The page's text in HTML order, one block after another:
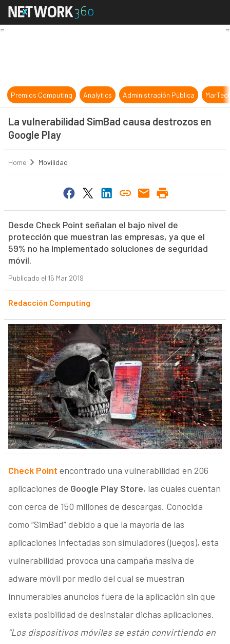
La vulnerabilidad SimBad causa
Premios Computing Analytics Administración Pública
La vulnerabilidad SimBad causa destrozos en
Google Play
Home Movilidad
Desde Check Point señalan el bajo nivel de
protección que muestran las empresas, ya que el
59% no ha implementado soluciones de seguridad
móvil.
Publicado el 15 Mar 2019
Redacción Computing
Check Point encontrado una vulnerabilidad en 206
aplicaciones de Google Play Store, las cuales cuentan
con cerca de 150 millones de descargas. Conocida
como “SimBad” debido a que la mayoría de las
aplicaciones infectadas son simuladores (juegos), esta
vulnerabilidad provoca una campaña masiva de
adware móvil por medio del cual se muestran
innumerables anuncios fuera de la aplicación sin que
exista posibilidad de desinstalar dichas aplicaciones.
“Los dispositivos móviles se están convirtiendo en